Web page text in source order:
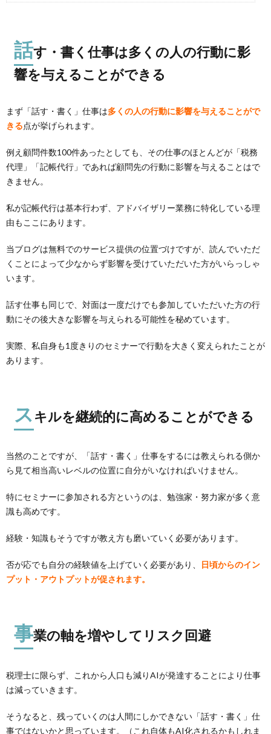
話す・書く仕事は多くの人の行動に影
響を与えることができる
まず「話す・書く」仕事は多くの人の行動に影響を与えることがで
きる点が挙げられます。
例え顧問件数100件あったとしても、その仕事のほとんどが「税務
代理」「記帳代行」であれば顧問先の行動に影響を与えることはで
きません。
私が記帳代行は基本行わず、アドバイザリー業務に特化している理
由もここにあります。
当ブログは無料でのサービス提供の位置づけですが、読んでいただ
くことによって少なからず影響を受けていただいた方がいらっしゃ
います。
話す仕事も同じで、対面は一度だけでも参加していただいた方の行
動にその後大きな影響を与えられる可能性を秘めています。
実際、私自身も1度きりのセミナーで行動を大きく変えられたことが
あります。
スキルを継続的に高めることができる
当然のことですが、「話す・書く」仕事をするには教えられる側か
ら見て相当高いレベルの位置に自分がいなければいけません。
特にセミナーに参加される方というのは、勉強家・努力家が多く意
識も高めです。
経験・知識もそうですが教え方も磨いていく必要があります。
否が応でも自分の経験値を上げていく必要があり、
日頃からのイン
プット・アウトプットが促されます。
事業の軸を増やしてリスク回避
税理士に限らず、これから人口も減りAIが発達することにより仕事
は減っていきます。
そうなると、残っていくのは人間にしかできない「話す・書く」仕
事ではないかと思っています。（これ自体もAI化されるかもしれま